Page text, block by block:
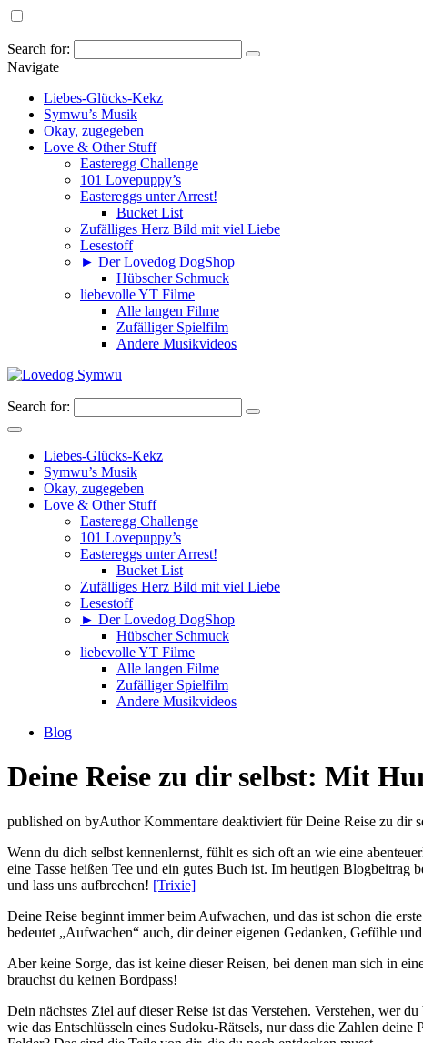
Search for:
Navigate
Liebes-Glücks-Kekz
Symwu’s Musik
Okay, zugegeben
Love & Other Stuff
Easteregg Challenge
101 Lovepuppy’s
Eastereggs unter Arrest!
Bucket List
Zufälliges Herz Bild mit viel Liebe
Lesestoff
► Der Lovedog DogShop
Hübscher Schmuck
liebevolle YT Filme
Alle langen Filme
Zufälliger Spielfilm
Andere Musikvideos
Search for:
Liebes-Glücks-Kekz
Symwu’s Musik
Okay, zugegeben
Love & Other Stuff
Easteregg Challenge
101 Lovepuppy’s
Eastereggs unter Arrest!
Bucket List
Zufälliges Herz Bild mit viel Liebe
Lesestoff
► Der Lovedog DogShop
Hübscher Schmuck
liebevolle YT Filme
Alle langen Filme
Zufälliger Spielfilm
Andere Musikvideos
Blog
Deine Reise zu dir selbst: Mit
published on byAuthorKommentare deaktiviert für Deine Reise zu dir
Wenn du dich selbst kennenlernst, fühlt es sich oft an wie eine
eine Tasse heißen Tee und ein gutes Buch ist. Im heutigen
und lass uns aufbrechen! [Trixie]
Deine Reise beginnt immer beim Aufwachen, und das ist schon die
bedeutet „Aufwachen“ auch, dir deiner eigenen Gedanken, Gefühle
Aber keine Sorge, das ist keine dieser Reisen, bei denen man sich in
brauchst du keinen Bordpass!
Dein nächstes Ziel auf dieser Reise ist das Verstehen. Verstehen, wer
wie das Entschlüsseln eines Sudoku-Rätsels, nur dass die Zahlen